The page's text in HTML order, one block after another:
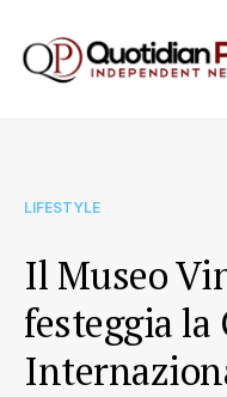
LIFESTYLE
Il Museo
festeggia la